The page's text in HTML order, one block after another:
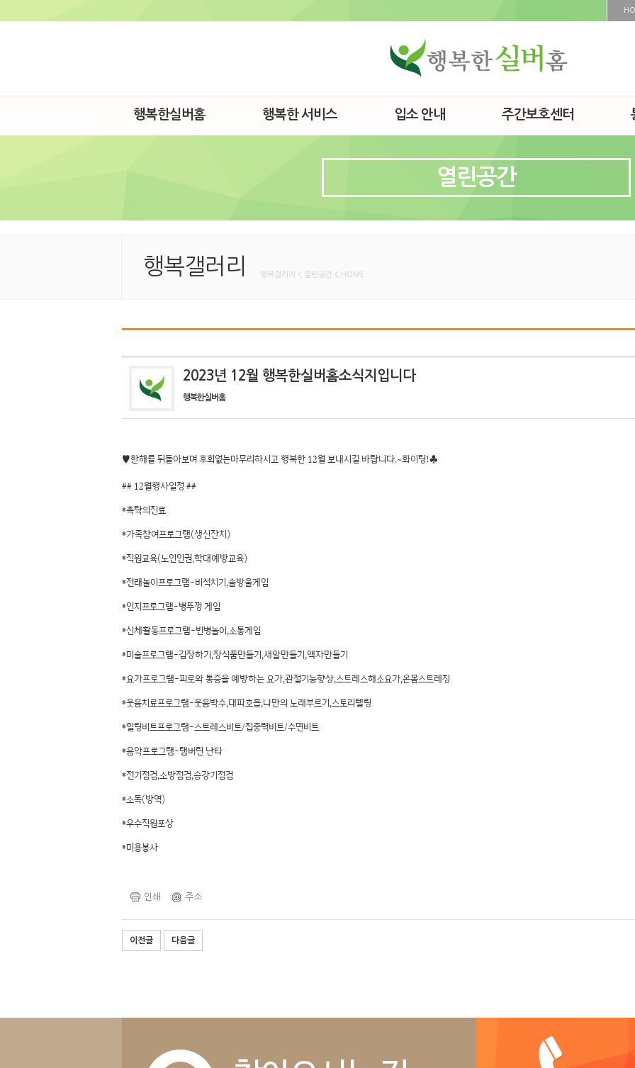
행복한실버홈 행복한 서비스 입소 안내 주간보호센터
열린공간
행복갤러리 행복갤러리 < 열린공간 < HOME
2023년 12월 행복한실버홈소식지입니다
행복한실버홈
♥한해를 뒤돌아보며 후회없는마무리하시고 행복한 12월 보내시길 바랍니다.~화이팅!♣
## 12월행사일정 ##
*촉탁의진료
*가족참여프로그램(생신잔치)
*직원교육(노인인권,학대예방교육)
*전래놀이프로그램-비석치기,솔방울게임
*인지프로그램-병뚜껑 게임
*신체활동프로그램-빈병놀이,소통게임
*미술프로그램-김장하기,장식품만들기,새알만들기,액자만들기
*요가프로그램-피로와 통증을 예방하는 요가,관절기능향상,스트레스해소요가,온몸스트레칭
*웃음치료프로그램-웃음박수,대파호흡,나만의 노래부르기,스토리텔링
*힐링비트프로그램-스트레스비트/집중력비트/수면비트
*음악프로그램-탬버린 난타
*전기점검,소방점검,승강기점검
*소독(방역)
*우수직원포상
*미용봉사
인쇄 주소
이전글 다음글